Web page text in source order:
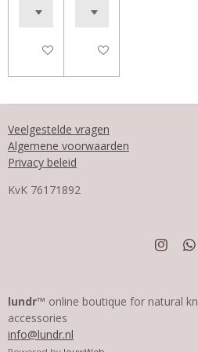
In winkelwagenIn winkelwagen
Veelgestelde vragen
Algemene voorwaarden
Privacy beleid
KvK 76171892
I
a
W
s
lundr™ online boutique for natural
accessories
info@lundr.nl